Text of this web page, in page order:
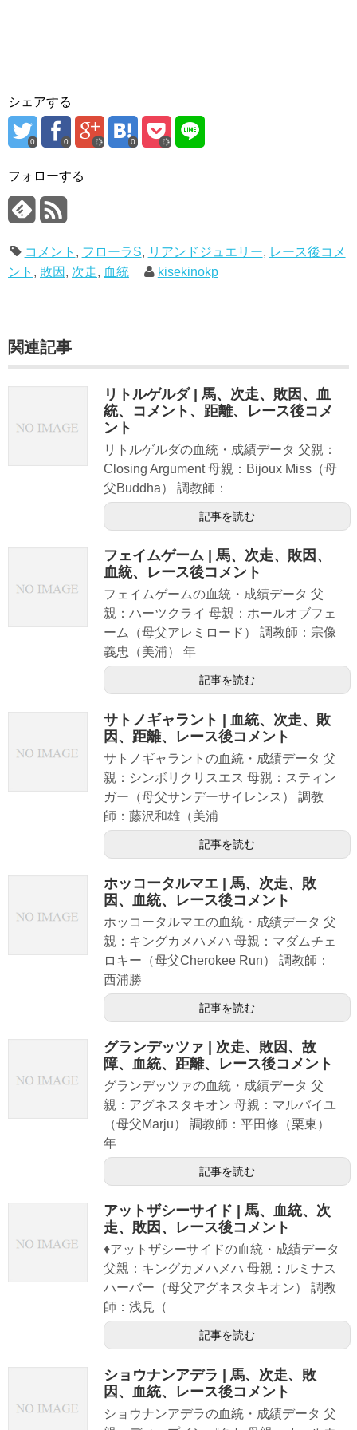
シェアする
0 0 0
フォローする
コメント , フローラS, リアンドジュエリー, レース後コメ
ント , 敗因 , 次走, 血統 kisekinokp
関連記事
リトルゲルダ | 馬、次走、敗因、血
統、コメント、距離、レース後コメ
ント
リトルゲルダの血統・成績データ 父親：
Closing Argument 母親：Bijoux Miss（母
父Buddha） 調教師：
記事を読む
フェイムゲーム | 馬、次走、敗因、
血統、レース後コメント
フェイムゲームの血統・成績データ 父
親：ハーツクライ 母親：ホールオブフェ
ーム（母父アレミロード） 調教師：宗像
義忠（美浦） 年
記事を読む
サトノギャラント | 血統、次走、敗
因、距離、レース後コメント
サトノギャラントの血統・成績データ 父
親：シンボリクリスエス 母親：スティン
ガー（母父サンデーサイレンス） 調教
師：藤沢和雄（美浦
記事を読む
ホッコータルマエ | 馬、次走、敗
因、血統、レース後コメント
ホッコータルマエの血統・成績データ 父
親：キングカメハメハ 母親：マダムチェ
ロキー（母父Cherokee Run） 調教師：
西浦勝
記事を読む
グランデッツァ | 次走、敗因、故
障、血統、距離、レース後コメント
グランデッツァの血統・成績データ 父
親：アグネスタキオン 母親：マルバイユ
（母父Marju） 調教師：平田修（栗東）
年
記事を読む
アットザシーサイド | 馬、血統、次
走、敗因、レース後コメント
♦アットザシーサイドの血統・成績データ
父親：キングカメハメハ 母親：ルミナス
ハーバー（母父アグネスタキオン） 調教
師：浅見（
記事を読む
ショウナンアデラ | 馬、次走、敗
因、血統、レース後コメント
ショウナンアデラの血統・成績データ 父